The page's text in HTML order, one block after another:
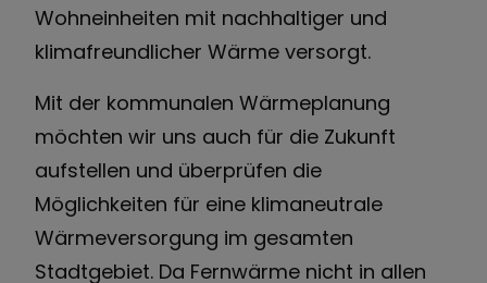
Wohneinheiten mit nachhaltiger und
klimafreundlicher Wärme versorgt.
Mit der kommunalen Wärmeplanung
möchten wir uns auch für die Zukunft
aufstellen und überprüfen die
Möglichkeiten für eine klimaneutrale
Wärmeversorgung im gesamten
Stadtgebiet. Da Fernwärme nicht in allen